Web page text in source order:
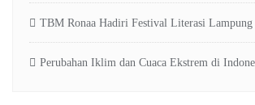
TBM Ronaa Hadiri Festival Literasi Lampung
Perubahan Iklim dan Cuaca Ekstrem di